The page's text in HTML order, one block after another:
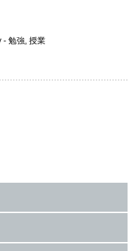
- 勉強, 授業